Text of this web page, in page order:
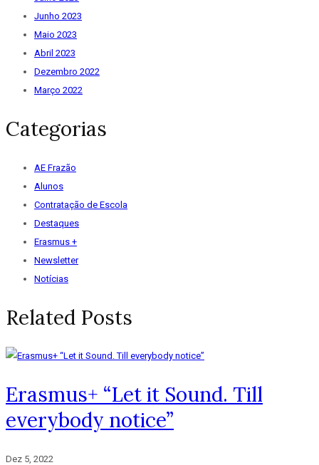
Junho 2023
Maio 2023
Abril 2023
Dezembro 2022
Março 2022
Categorias
AE Frazão
Alunos
Contratação de Escola
Destaques
Erasmus +
Newsletter
Notícias
Related Posts
Erasmus+ “Let it Sound. Till
everybody notice”
Dez 5, 2022